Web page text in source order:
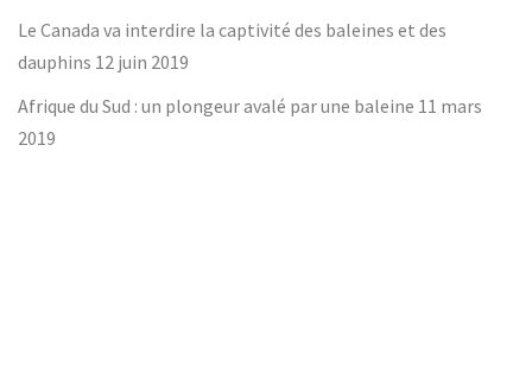
Le Canada va interdire la captivité des baleines et des
dauphins 12 juin 2019
Afrique du Sud : un plongeur avalé par une baleine 11 mars
2019